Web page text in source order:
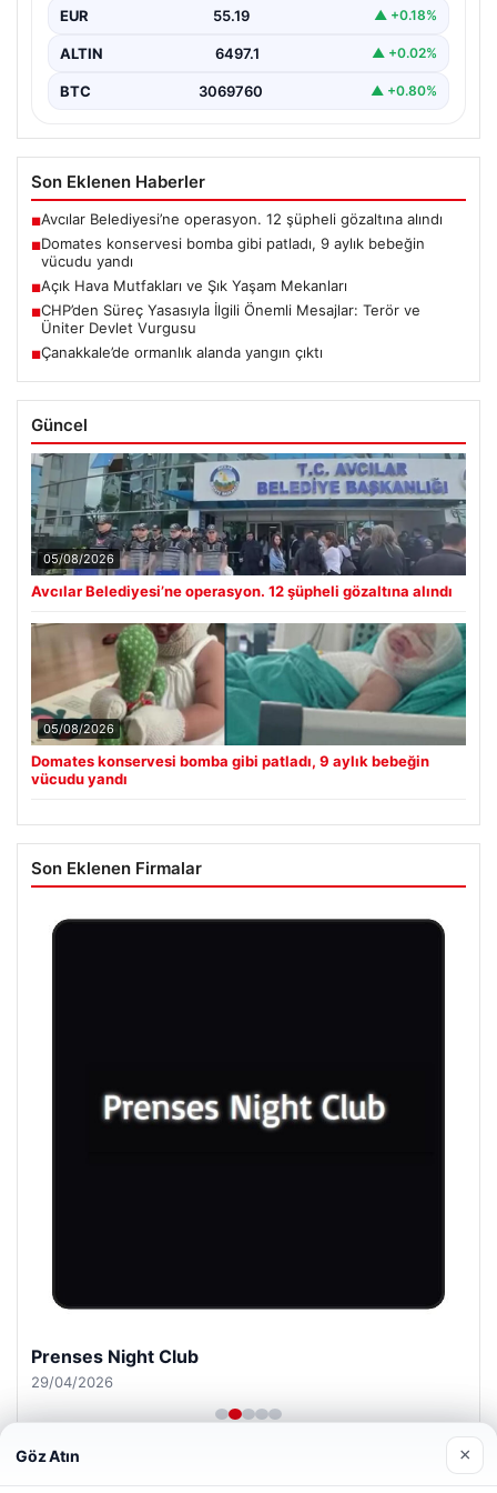
ALTIN 6497.1 ▲ +0.02%
BTC 3069760 ▲ +0.80%
Son Eklenen Haberler
■Avcılar Belediyesi’ne operasyon. 12 şüpheli gözaltına alındı
■Domates konservesi bomba gibi patladı, 9 aylık bebeğin
vücudu yandı
■Açık Hava Mutfakları ve Şık Yaşam Mekanları
CHP’den Süreç Yasasıyla İlgili Önemli Mesajlar: Terör ve
Üniter Devlet Vurgusu
■Çanakkale’de ormanlık alanda yangın çıktı
Güncel
05/08/2026
Avcılar Belediyesi’ne operasyon. 12 şüpheli gözaltına alındı
05/08/2026
Domates konservesi bomba gibi patladı, 9 aylık bebeğin
vücudu yandı
Son Eklenen Firmalar
Prenses Night Club
Göz Atın ×